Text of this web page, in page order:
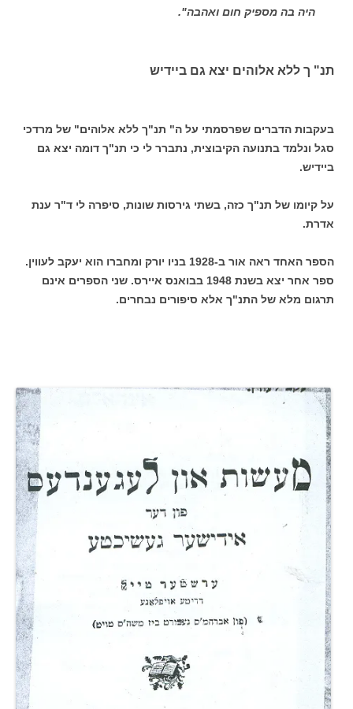
היה בה מספיק חום ואהבה".
תנ" ך ללא אלוהים יצא גם ביידיש
בעקבות הדברים שפרסמתי על ה" תנ"ך ללא אלוהים" של מרדכי
סגל ונלמד בתנועה הקיבוצית, נתברר לי כי תנ"ך דומה יצא גם
ביידיש.
על קיומו של תנ"ך כזה, בשתי גירסות שונות, סיפרה לי ד"ר ענת
אדרת.
הספר האחד ראה אור ב-1928 בניו יורק ומחברו הוא יעקב לעווין.
ספר אחר יצא בשנת 1948 בבואנס איירס. שני הספרים אינם
תרגום מלא של התנ"ך אלא סיפורים נבחרים.